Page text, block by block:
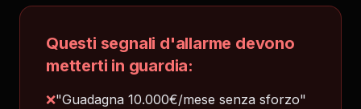
Questi segnali d'allarme devono
metterti in guardia:
❌"Guadagna 10.000€/mese senza sforzo"